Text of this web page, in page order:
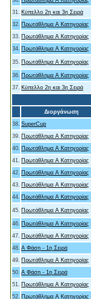
31. Κύπελλο 2η και 3η Σειρά
32. Πρωτάθλημα Α Κατηγορίας
33. Πρωτάθλημα Α Κατηγορίας
34. Πρωτάθλημα Α Κατηγορίας
35. Πρωτάθλημα Α Κατηγορίας
36. Πρωτάθλημα Α Κατηγορίας
37. Κύπελλο 2η και 3η Σειρά
Διοργάνωση
38. SuperCup
39. Πρωτάθλημα Α Κατηγορίας
40. Πρωτάθλημα Α Κατηγορίας
41. Πρωτάθλημα Α Κατηγορίας
42. Πρωτάθλημα Α Κατηγορίας
43. Πρωτάθλημα Α Κατηγορίας
44. Πρωτάθλημα Α Κατηγορίας
45. Πρωτάθλημα Α Κατηγορίας
46. Πρωτάθλημα Α Κατηγορίας
47. Πρωτάθλημα Α Κατηγορίας
48. Α Φάση - 1η Σειρά
49. Πρωτάθλημα Α Κατηγορίας
50. Α Φάση - 1η Σειρά
51. Πρωτάθλημα Α Κατηγορίας
52. Πρωτάθλημα Α Κατηγορίας